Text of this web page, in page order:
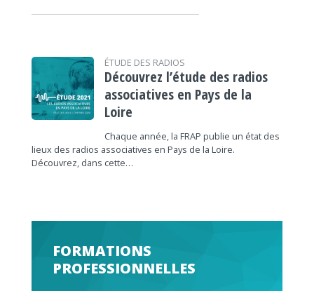
ÉTUDE DES RADIOS
Découvrez l’étude des radios
associatives en Pays de la
Loire
Chaque année, la FRAP publie un état des
lieux des radios associatives en Pays de la Loire.
Découvrez, dans cette…
FORMATIONS
PROFESSIONNELLES